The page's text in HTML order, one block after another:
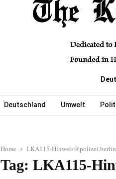
Deutschland Umwelt
Home LKA115-
Tag: LKA115-